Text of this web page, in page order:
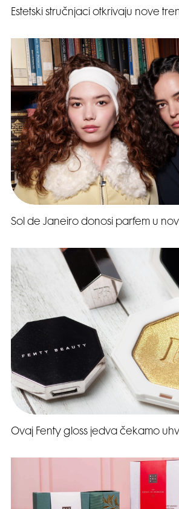
Estetski stručnjaci otkrivaju nove
Sol de Janeiro donosi parfem u
Ovaj Fenty gloss jedva čekamo